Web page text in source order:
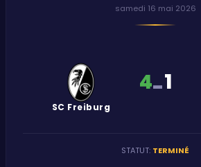
samedi 16 mai 2026
SC Freiburg
4-1
STATUT: TERMINÉ